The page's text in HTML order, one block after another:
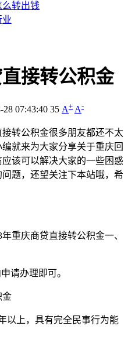
转出钱
业
接转公积金
28 07:43:40 35 A+ A-
转公积金很多朋友都还不太
就来为大家分享关于重庆回
该可以解决大家的一些困惑
题，还望关注下本站哦，希
重庆商贷直接转公积金一、
请办理即可。
金
以上，具有完全民事行为能